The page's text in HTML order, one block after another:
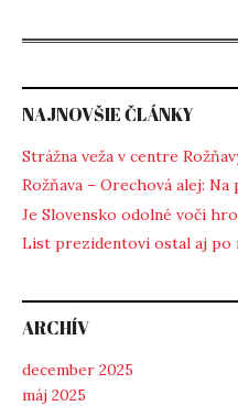
NAJNOVŠIE ČLÁNKY
Strážna veža v centre
Rožňava – Orechová alej:
Je Slovensko odolné voči
List prezidentovi ostal aj po
ARCHÍV
december 2025
máj 2025